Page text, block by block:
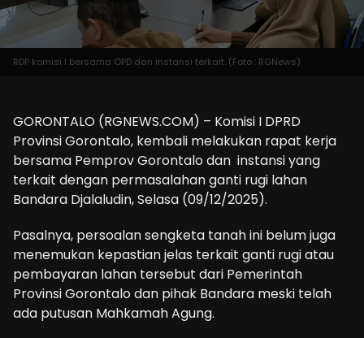
RDP komisi I bersama OPD dan instansi terkait. (Foto : RGNews)
GORONTALO (RGNEWS.COM) – Komisi I DPRD
Provinsi Gorontalo, kembali melakukan rapat kerja
bersama Pemprov Gorontalo dan instansi yang
terkait dengan permasalahan ganti rugi lahan
Bandara Djalaludin, Selasa (09/12/2025).
Pasalnya, persoalan sengketa tanah ini belum juga
menemukan kepastian jelas terkait ganti rugi atau
pembayaran lahan tersebut dari Pemerintah
Provinsi Gorontalo dan pihak Bandara meski telah
ada putusan Mahkamah Agung.